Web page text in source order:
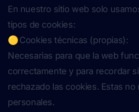
En nuestro sitio web solo
tipos de cookies:
🟡 Cookies técnicas (propias):
Necesarias para que la web
correctamente y para recordar
rechazado las cookies. Estas no
personales.